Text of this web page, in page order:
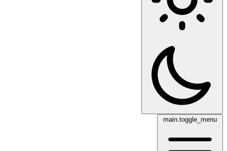
main.toggle_menu